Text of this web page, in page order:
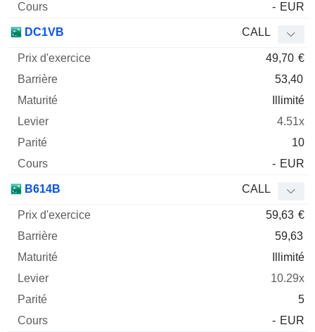
- EUR
DC1VB CALL
49,70 €
53,40
Illimité
4.51x
10
- EUR
B614B CALL
59,63 €
59,63
Illimité
10.29x
5
- EUR